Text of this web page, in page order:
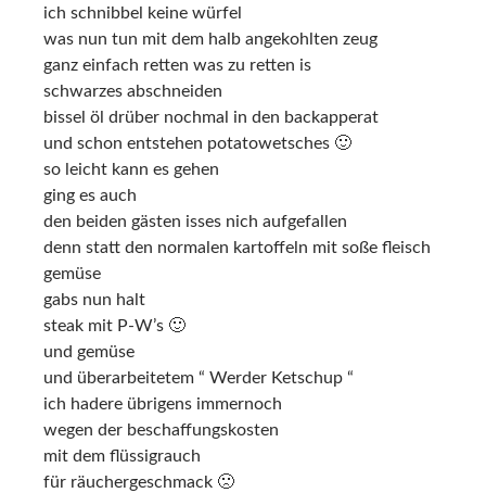
ich schnibbel keine würfel
was nun tun mit dem halb angekohlten zeug
ganz einfach retten was zu retten is
schwarzes abschneiden
bissel öl drüber nochmal in den backapperat
und schon entstehen potatowetsches 🙂
so leicht kann es gehen
ging es auch
den beiden gästen isses nich aufgefallen
denn statt den normalen kartoffeln mit soße fleisch
gemüse
gabs nun halt
steak mit P-W’s 🙂
und gemüse
und überarbeitetem “ Werder Ketschup “
ich hadere übrigens immernoch
wegen der beschaffungskosten
mit dem flüssigrauch
für räuchergeschmack 🙁